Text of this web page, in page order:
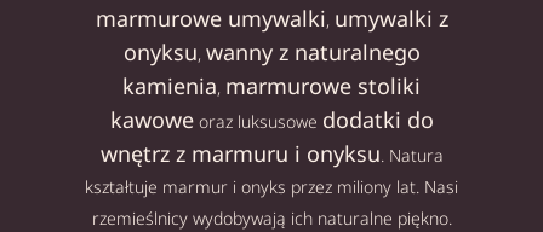
marmurowe umywalki, umywalki z
onyksu, wanny z naturalnego
kamienia, marmurowe stoliki
kawoweoraz luksusowe dodatki do
wnętrz z marmuru i onyksu. Natura
kształtuje marmur i onyks przez miliony lat. Nasi
rzemieślnicy wydobywają ich naturalne piękno.